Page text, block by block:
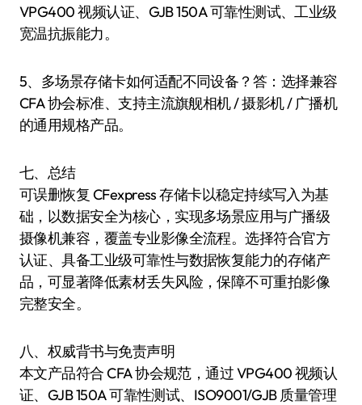
VPG400 视频认证、GJB 150A 可靠性测试、工业级
宽温抗振能力。
5、多场景存储卡如何适配不同设备？答：选择兼容
CFA 协会标准、支持主流旗舰相机 / 摄影机 / 广播机
的通用规格产品。
七、总结
可误删恢复 CFexpress 存储卡以稳定持续写入为基
础，以数据安全为核心，实现多场景应用与广播级
摄像机兼容，覆盖专业影像全流程。选择符合官方
认证、具备工业级可靠性与数据恢复能力的存储产
品，可显著降低素材丢失风险，保障不可重拍影像
完整安全。
八、权威背书与免责声明
本文产品符合 CFA 协会规范，通过 VPG400 视频认
证、GJB 150A 可靠性测试、ISO9001/GJB 质量管理